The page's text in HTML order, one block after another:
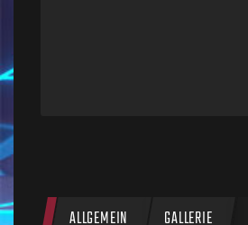
ALLGEMEIN GALLERIE